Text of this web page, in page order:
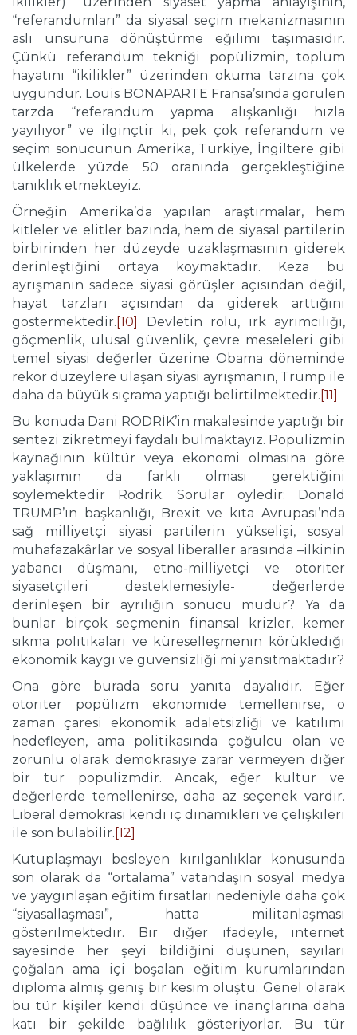
“referandumları” da siyasal seçim mekanizmasının
asli unsuruna dönüştürme eğilimi taşımasıdır.
Çünkü referandum tekniği popülizmin, toplum
hayatını “ikilikler” üzerinden okuma tarzına çok
uygundur. Louis BONAPARTE Fransa’sında görülen
tarzda “referandum yapma alışkanlığı hızla
yayılıyor” ve ilginçtir ki, pek çok referandum ve
seçim sonucunun Amerika, Türkiye, İngiltere gibi
ülkelerde yüzde 50 oranında gerçekleştiğine
tanıklık etmekteyiz.
Örneğin Amerika’da yapılan araştırmalar, hem
kitleler ve elitler bazında, hem de siyasal partilerin
birbirinden her düzeyde uzaklaşmasının giderek
derinleştiğini ortaya koymaktadır. Keza bu
ayrışmanın sadece siyasi görüşler açısından değil,
hayat tarzları açısından da giderek arttığını
göstermektedir. [10]
Devletin rolü, ırk ayrımcılığı,
göçmenlik, ulusal güvenlik, çevre meseleleri gibi
temel siyasi değerler üzerine Obama döneminde
rekor düzeylere ulaşan siyasi ayrışmanın, Trump ile
daha da büyük sıçrama yaptığı belirtilmektedir. [11]
Bu konuda Dani RODRİK’in makalesinde yaptığı bir
sentezi zikretmeyi faydalı bulmaktayız. Popülizmin
kaynağının kültür veya ekonomi olmasına göre
yaklaşımın da farklı olması gerektiğini
söylemektedir Rodrik. Sorular öyledir: Donald
TRUMP’ın başkanlığı, Brexit ve kıta Avrupası’nda
sağ milliyetçi siyasi partilerin yükselişi, sosyal
muhafazakârlar ve sosyal liberaller arasında –ilkinin
yabancı düşmanı, etno-milliyetçi ve otoriter
siyasetçileri desteklemesiyle- değerlerde
derinleşen bir ayrılığın sonucu mudur? Ya da
bunlar birçok seçmenin finansal krizler, kemer
sıkma politikaları ve küreselleşmenin körüklediği
ekonomik kaygı ve güvensizliği mi yansıtmaktadır?
Ona göre burada soru yanıta dayalıdır. Eğer
otoriter popülizm ekonomide temellenirse, o
zaman çaresi ekonomik adaletsizliği ve katılımı
hedefleyen, ama politikasında çoğulcu olan ve
zorunlu olarak demokrasiye zarar vermeyen diğer
bir tür popülizmdir. Ancak, eğer kültür ve
değerlerde temellenirse, daha az seçenek vardır.
Liberal demokrasi kendi iç dinamikleri ve çelişkileri
ile son bulabilir. [12]
Kutuplaşmayı besleyen kırılganlıklar konusunda
son olarak da “ortalama” vatandaşın sosyal medya
ve yaygınlaşan eğitim fırsatları nedeniyle daha çok
“siyasallaşması”, hatta militanlaşması
gösterilmektedir. Bir diğer ifadeyle, internet
sayesinde her şeyi bildiğini düşünen, sayıları
çoğalan ama içi boşalan eğitim kurumlarından
diploma almış geniş bir kesim oluştu. Genel olarak
bu tür kişiler kendi düşünce ve inançlarına daha
katı bir şekilde bağlılık gösteriyorlar. Bu tür